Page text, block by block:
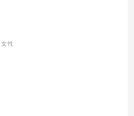
女性